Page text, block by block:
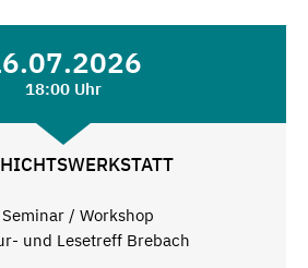
18:00 Uhr
Seminar / Workshop
und Lesetreff Brebach